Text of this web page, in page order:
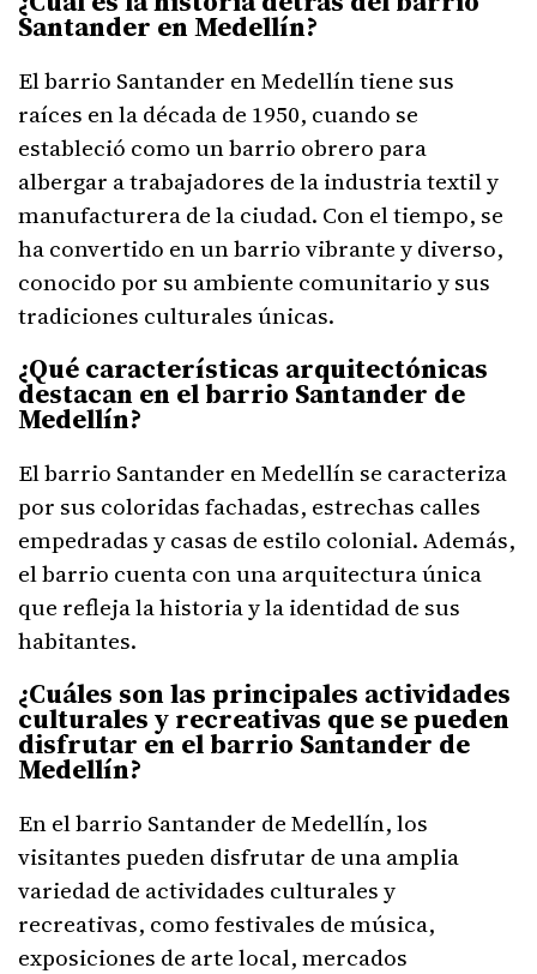
Santander en Medellín?
El barrio Santander en Medellín tiene sus
raíces en la década de 1950, cuando se
estableció como un barrio obrero para
albergar a trabajadores de la industria textil y
manufacturera de la ciudad. Con el tiempo, se
ha convertido en un barrio vibrante y diverso,
conocido por su ambiente comunitario y sus
tradiciones culturales únicas.
¿Qué características arquitectónicas
destacan en el barrio Santander de
Medellín?
El barrio Santander en Medellín se caracteriza
por sus coloridas fachadas, estrechas calles
empedradas y casas de estilo colonial. Además,
el barrio cuenta con una arquitectura única
que refleja la historia y la identidad de sus
habitantes.
¿Cuáles son las principales actividades
culturales y recreativas que se pueden
disfrutar en el barrio Santander de
Medellín?
En el barrio Santander de Medellín, los
visitantes pueden disfrutar de una amplia
variedad de actividades culturales y
recreativas, como festivales de música,
exposiciones de arte local, mercados